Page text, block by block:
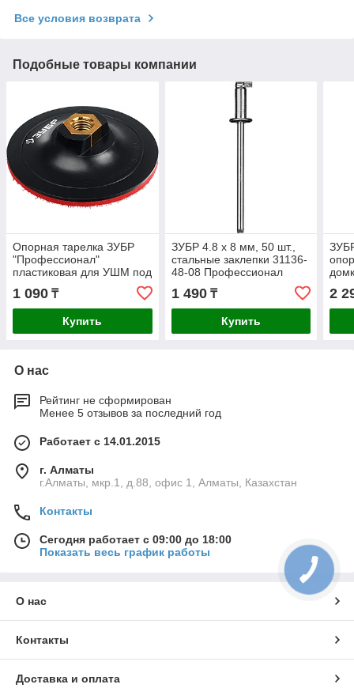
Все условия возврата
Подобные товары компании
Опорная тарелка ЗУБР
"Профессионал"
пластиковая для УШМ под
АГШК на липучке d 100
мм, М14 (3578-100)
1 090 ₸
Купить
ЗУБР 4.8 х 8 мм, 50 шт.,
стальные заклепки 31136-
48-08 Профессионал
1 490₸
Купить
2
О нас
Рейтинг не сформирован
Менее 5 отзывов за последний год
Работает с 14.01.2015
г. Алматы
г.Алматы, мкр.1, д.88, офис 1, Алматы, Казахстан
Контакты
Сегодня работает с 09:00 до 18:00
Показать весь график работы
О нас
Контакты
Доставка и оплата